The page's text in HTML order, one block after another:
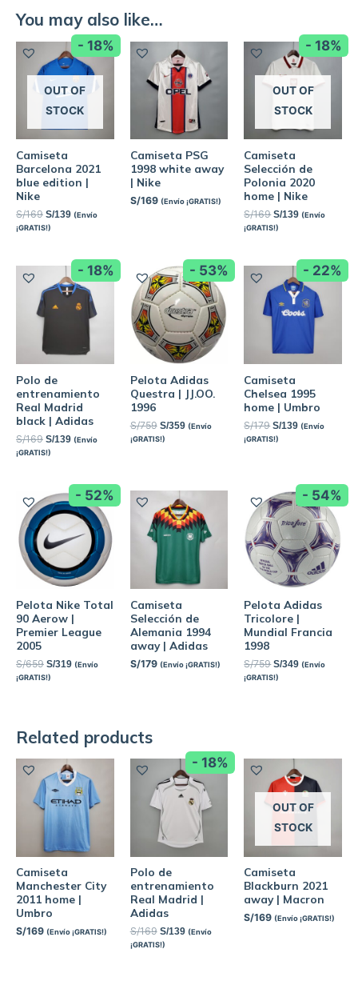
You may also like…
- 18%
OUT OF
STOCK
Camiseta
Barcelona 2021
blue edition |
Nike
S/169 S/139 (Envío
¡GRATIS!)
Camiseta PSG
1998 white away
| Nike
S/169 (Envío ¡GRATIS!)
- 18%
OUT OF
STOCK
Camiseta
Selección de
Polonia 2020
home | Nike
S/169 S/139 (Envío
¡GRATIS!)
- 18%
Polo de
entrenamiento
Real Madrid
black | Adidas
S/169 S/139 (Envío
¡GRATIS!)
- 53%
Pelota Adidas
Questra | JJ.OO.
1996
S/759 S/359 (Envío
¡GRATIS!)
- 22%
Camiseta
Chelsea 1995
home | Umbro
S/179 S/139 (Envío
¡GRATIS!)
- 52%
Pelota Nike Total
90 Aerow |
Premier League
2005
S/659 S/319 (Envío
¡GRATIS!)
Camiseta
Selección de
Alemania 1994
away | Adidas
S/179 (Envío ¡GRATIS!)
- 54%
Pelota Adidas
Tricolore |
Mundial Francia
1998
S/759 S/349 (Envío
¡GRATIS!)
Related products
Camiseta
Manchester City
2011 home |
Umbro
S/169 (Envío ¡GRATIS!)
- 18%
Polo de
entrenamiento
Real Madrid |
Adidas
S/169 S/139 (Envío
¡GRATIS!)
OUT OF
STOCK
Camiseta
Blackburn 2021
away | Macron
S/169 (Envío ¡GRATIS!)